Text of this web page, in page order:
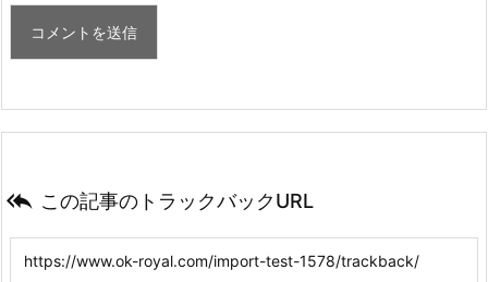
 この記事のトラックバックURL